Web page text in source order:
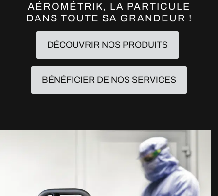
AÉROMÉTRIK, LA PARTICULE
DANS TOUTE SA GRANDEUR !
DÉCOUVRIR NOS PRODUITS
BÉNÉFICIER DE NOS SERVICES